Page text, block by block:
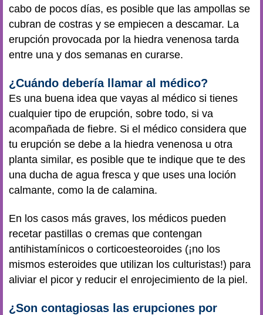
cabo de pocos días, es posible que las ampollas se
cubran de costras y se empiecen a descamar. La
erupción provocada por la hiedra venenosa tarda
entre una y dos semanas en curarse.
¿Cuándo debería llamar al médico?
Es una buena idea que vayas al médico si tienes
cualquier tipo de erupción, sobre todo, si va
acompañada de fiebre. Si el médico considera que
tu erupción se debe a la hiedra venenosa u otra
planta similar, es posible que te indique que te des
una ducha de agua fresca y que uses una loción
calmante, como la de calamina.
En los casos más graves, los médicos pueden
recetar pastillas o cremas que contengan
antihistamínicos o corticoesteoroides (¡no los
mismos esteroides que utilizan los culturistas!) para
aliviar el picor y reducir el enrojecimiento de la piel.
¿Son contagiosas las erupciones por